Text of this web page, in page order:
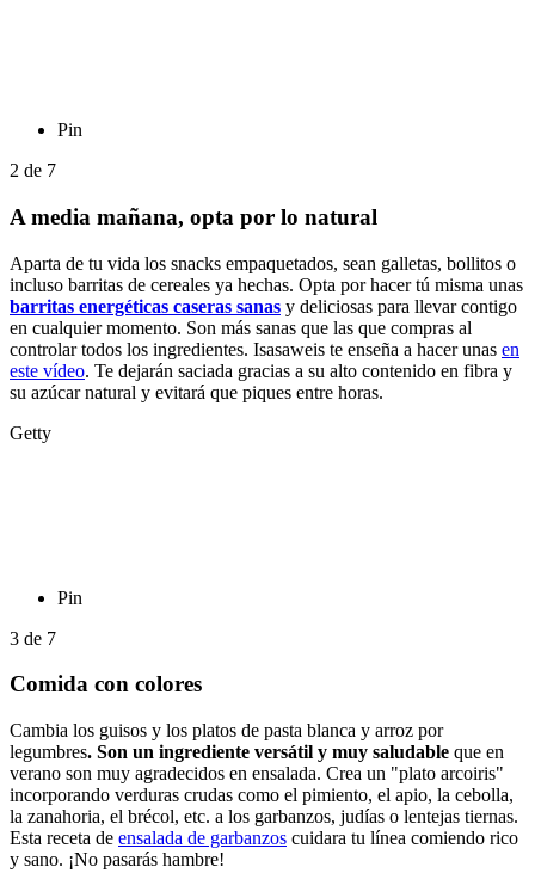
Pin
2 de 7
A media mañana, opta por lo natural
Aparta de tu vida los snacks empaquetados, sean galletas, bollitos o
incluso barritas de cereales ya hechas. Opta por hacer tú misma unas
barritas energéticas caseras sanas y deliciosas para llevar contigo
en cualquier momento. Son más sanas que las que compras al
controlar todos los ingredientes. Isasaweis te enseña a hacer unas en
este vídeo. Te dejarán saciada gracias a su alto contenido en fibra y
su azúcar natural y evitará que piques entre horas.
Getty
Pin
3 de 7
Comida con colores
Cambia los guisos y los platos de pasta blanca y arroz por
legumbres. Son un ingrediente versátil y muy saludable que en
verano son muy agradecidos en ensalada. Crea un "plato arcoiris"
incorporando verduras crudas como el pimiento, el apio, la cebolla,
la zanahoria, el brécol, etc. a los garbanzos, judías o lentejas tiernas.
Esta receta de ensalada de garbanzos cuidara tu línea comiendo rico
y sano. ¡No pasarás hambre!